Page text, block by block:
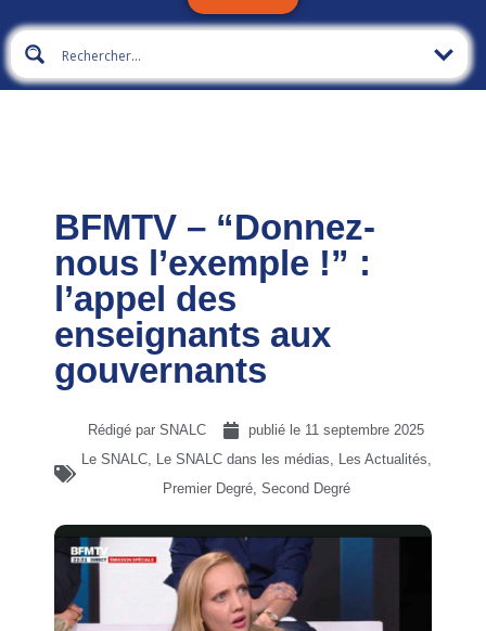
BFMTV – “Donnez-
nous l’exemple !” :
l’appel des
enseignants aux
gouvernants
Rédigé par SNALC publié le 11 septembre 2025
Le SNALC, Le SNALC dans les médias, Les Actualités,
Premier Degré, Second Degré